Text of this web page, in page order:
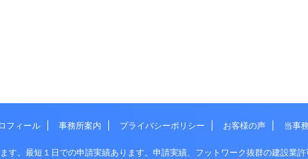
フィール 事務所案内 プライバシーポリシー お客様の声 当事
す。最短１日での申請実績あります。申請実績、フットワーク抜群の建設業許